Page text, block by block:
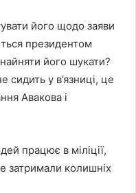
його щодо заяви
президентом
його шукати?
у в’язниці, це
Авакова і
працює в міліції,
затримали колишніх